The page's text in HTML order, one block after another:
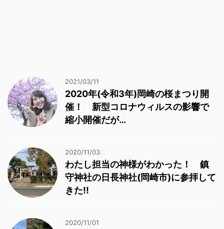
2021/03/11
2020年(令和3年)岡崎の桜まつり開
催！ 新型コロナウィルスの影響で
縮小開催だが…
2020/11/03
わたし担当の神様がわかった！ 鎮
守神社の日長神社(岡崎市)に参拝して
きた!!
2020/11/01